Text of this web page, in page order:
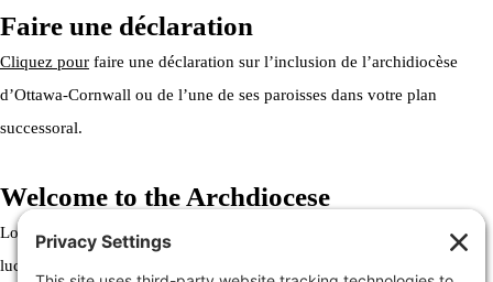
Faire une déclaration
Cliquez pour faire une déclaration sur l’inclusion de l’archidiocèse
d’Ottawa-Cornwall ou de l’une de ses paroisses dans votre plan
successoral.
Welcome to the Archdiocese
Lorem ipsum dolor sit amet, consectetur adipiscing elit. Ut elit tellus,
luctus nec ullamcorper mattis, pulvinar dapibus leo.